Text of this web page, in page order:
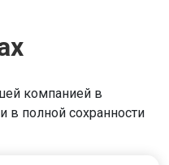
компанией в
в полной сохранности